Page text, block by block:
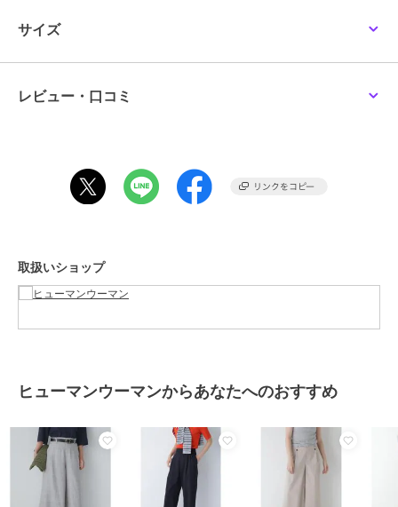
し|シルエット／スタンダード
期間限定セール開催中
サロペット・オーバーオール
性別タイプ
レディース
カラー
ーンチェック3
商品のお取り扱い方法
ポリエステル素材
チェック柄/
ルーズストレート /
ワイド・バギ
ストレートパンツ
ミッド
サイズ
レビュー・口コミ
取扱いショップ
ヒューマンウーマンからあなたへのおすすめ